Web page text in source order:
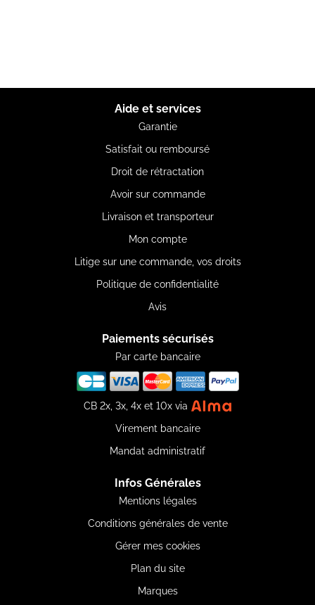
Aide et services
Garantie
Satisfait ou remboursé
Droit de rétractation
Avoir sur commande
Livraison et transporteur
Mon compte
Litige sur une commande, vos droits
Politique de confidentialité
Avis
Paiements sécurisés
Par carte bancaire
CB 2x, 3x, 4x et 10x via
Virement bancaire
Mandat administratif
Infos Générales
Mentions légales
Conditions générales de vente
Gérer mes cookies
Plan du site
Marques